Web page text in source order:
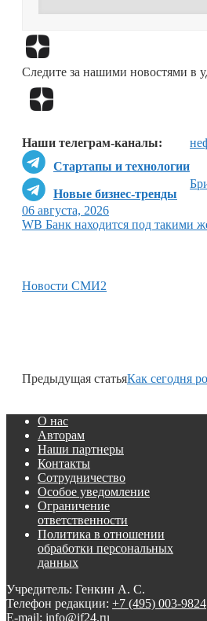
Следите за нашими новостями в
Наши телеграм-каналы:
Стартапы и технологии
Новые бизнес-тренды
06 августа, 2026
WB Банк находится под такими
Новости СМИ2
Предыдущая статьяКак сегодня
О нас
Авторам
Наши партнеры
Контакты
Сотрудничество
Особое уведомление
Ограничение
ответственности
Политика в отношении
обработки персональных
данных
Учредитель: Генкин А. С.
Телефон редакции: +7 (495) 003-9824
E-mail: info@if24.ru